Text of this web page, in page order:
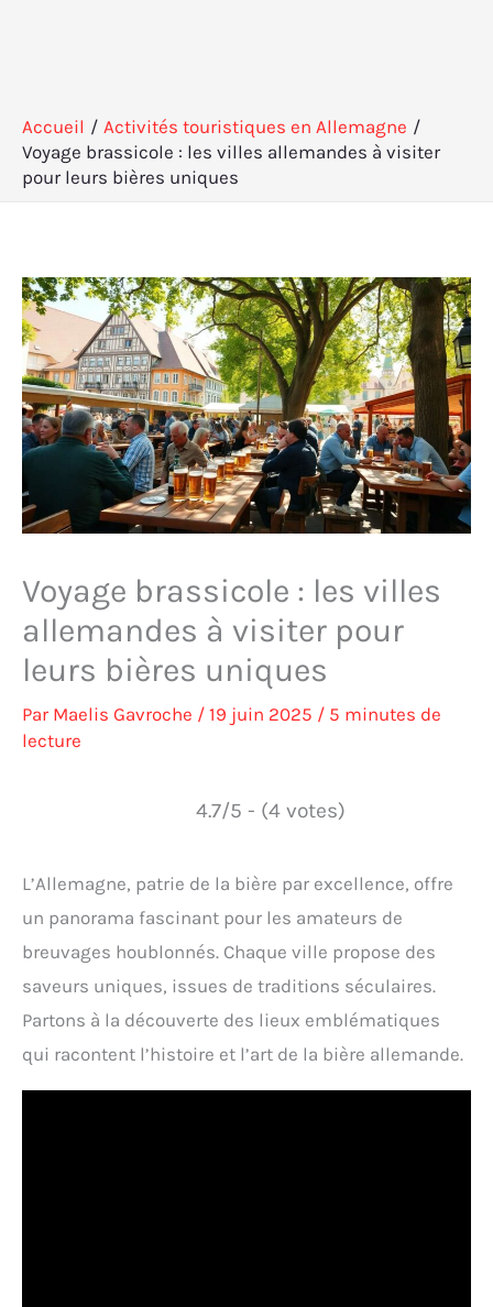
Accueil
Activités touristiques en Allemagne
Voyage brassicole : les villes allemandes à visiter
pour leurs bières uniques
Voyage brassicole : les villes
allemandes à visiter pour
leurs bières uniques
Par Maelis Gavroche / 19 juin 2025 / 5 minutes de
lecture
4.7/5 - (4 votes)
L’Allemagne, patrie de la bière par excellence, offre
un panorama fascinant pour les amateurs de
breuvages houblonnés. Chaque ville propose des
saveurs uniques, issues de traditions séculaires.
Partons à la découverte des lieux emblématiques
qui racontent l’histoire et l’art de la bière allemande.